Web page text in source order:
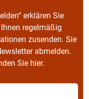
erklären Sie
regelmäßig
zusenden. Sie
abmelden.
Sie hier.